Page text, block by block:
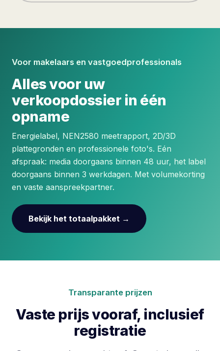
Voor makelaars en vastgoedprofessionals
Alles voor uw
verkoopdossier in één
opname
Energielabel, NEN2580 meetrapport, 2D/3D
plattegronden en professionele foto's. Eén
afspraak: media doorgaans binnen 48 uur, het label
doorgaans binnen 3 werkdagen. Met volumekorting
en vaste aanspreekpartner.
Bekijk het totaalpakket →
Transparante prijzen
Vaste prijs vooraf, inclusief
registratie